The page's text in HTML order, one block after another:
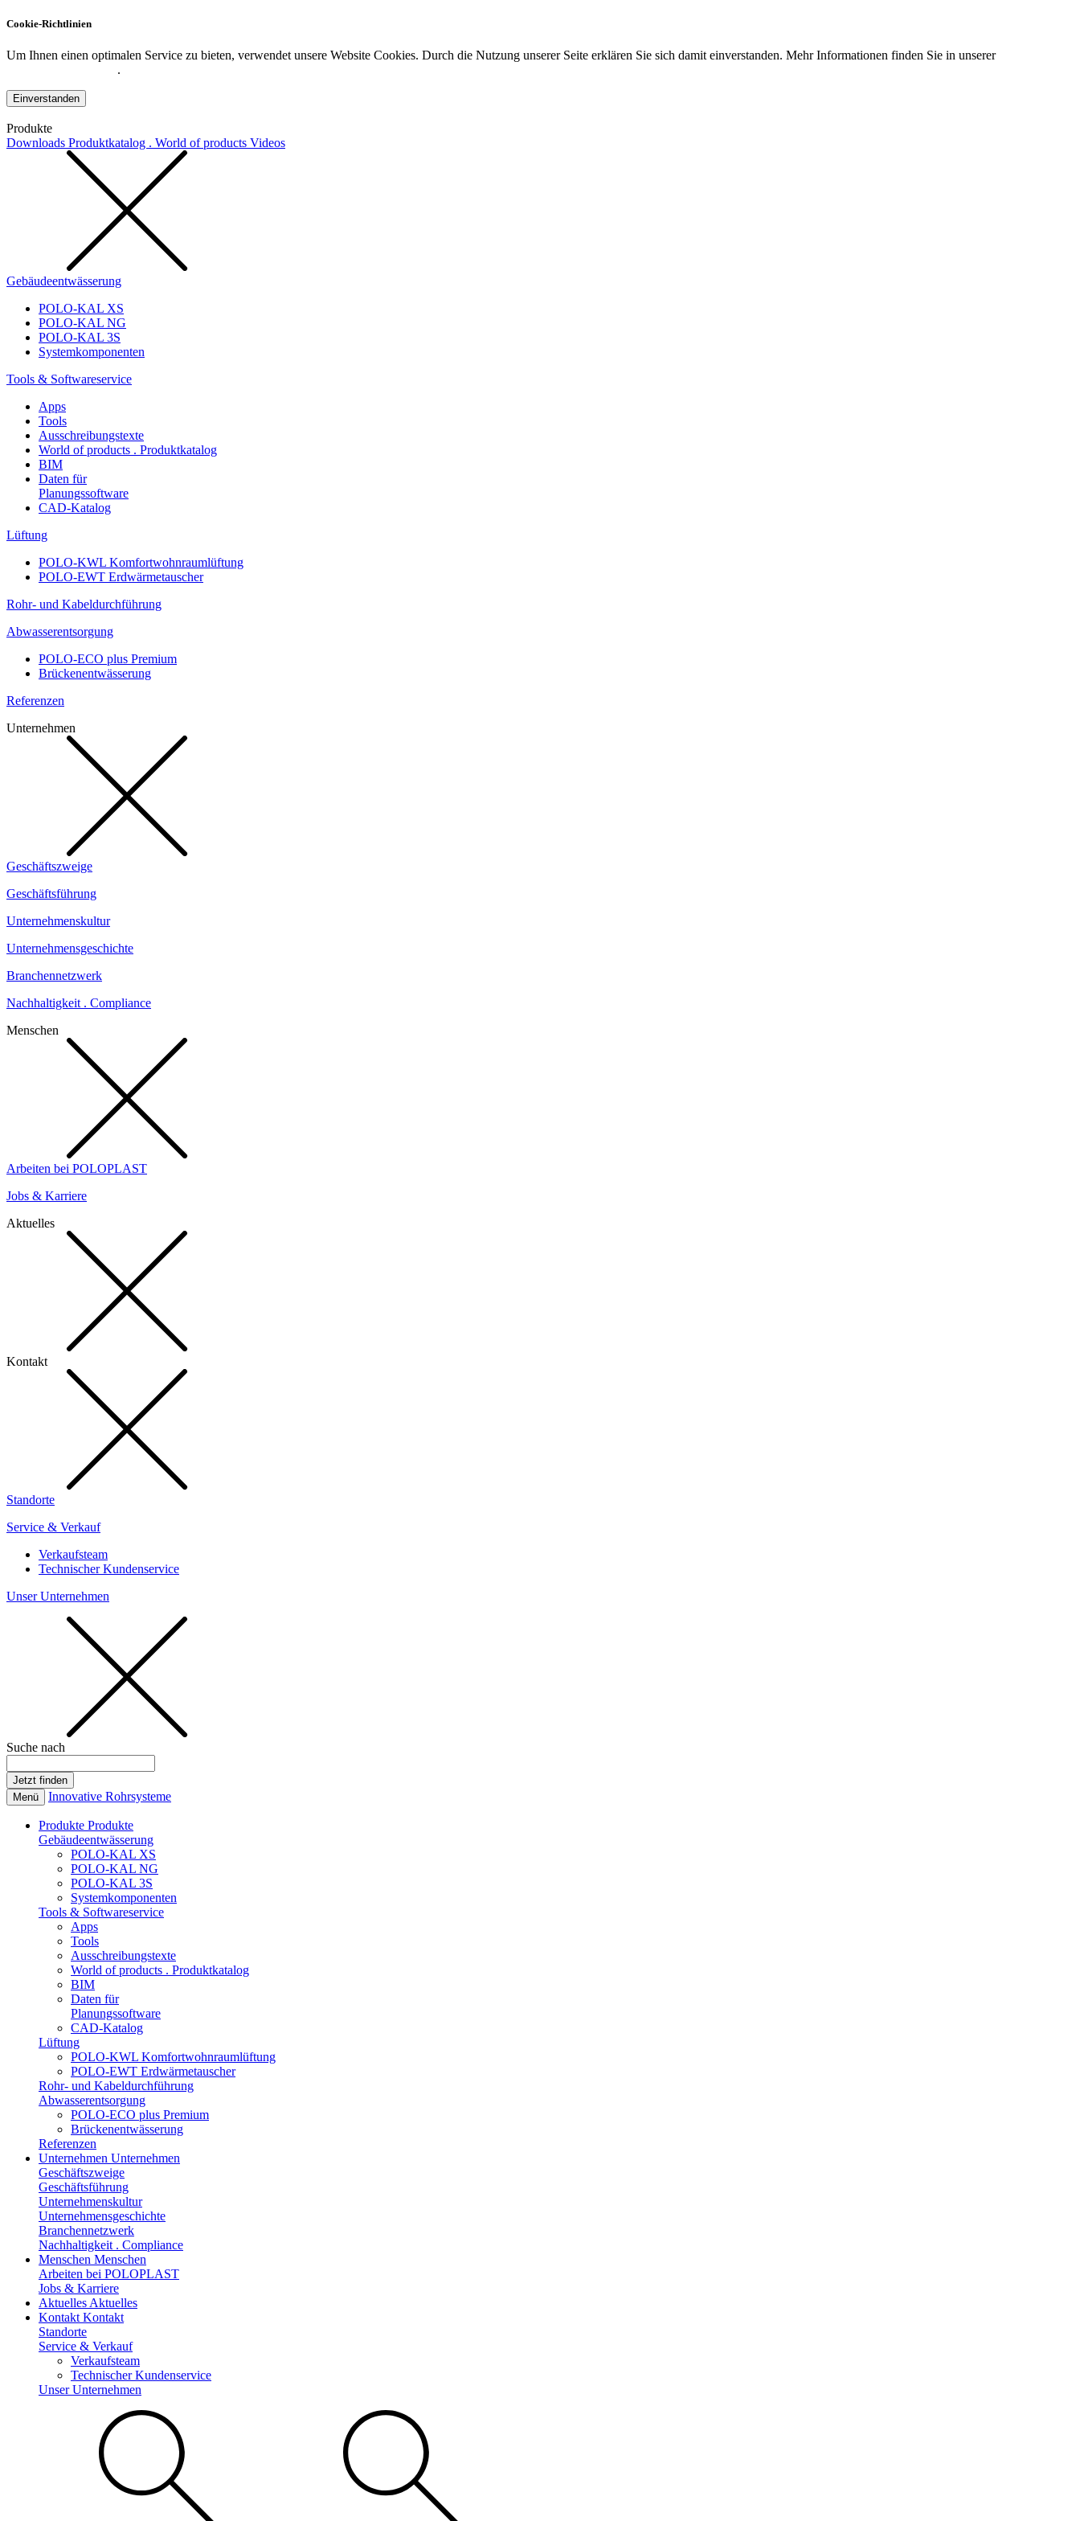
Cookie-Richtlinien
Um Ihnen einen optimalen Service zu bieten, verwendet unsere Website Cookies. Durch die Nutzung unserer Seite erklären Sie sich damit einverstanden. Mehr Informationen finden Sie in unserer
.
Einverstanden
Produkte
Downloads Produktkatalog . World of products Videos
Gebäudeentwässerung
POLO-KAL XS
POLO-KAL NG
POLO-KAL 3S
Systemkomponenten
Tools & Softwareservice
Apps
Tools
Ausschreibungstexte
World of products . Produktkatalog
BIM
Daten für
Planungssoftware
CAD-Katalog
Lüftung
POLO-KWL Komfortwohnraumlüftung
POLO-EWT Erdwärmetauscher
Rohr- und Kabeldurchführung
Abwasserentsorgung
POLO-ECO plus Premium
Brückenentwässerung
Referenzen
Unternehmen
Geschäftszweige
Geschäftsführung
Unternehmenskultur
Unternehmensgeschichte
Branchennetzwerk
Nachhaltigkeit . Compliance
Menschen
Arbeiten bei POLOPLAST
Jobs & Karriere
Aktuelles
Kontakt
Standorte
Service & Verkauf
Verkaufsteam
Technischer Kundenservice
Unser Unternehmen
Suche nach
Menü Innovative Rohrsysteme
Produkte Produkte
Gebäudeentwässerung
POLO-KAL XS
POLO-KAL NG
POLO-KAL 3S
Systemkomponenten
Tools & Softwareservice
Apps
Tools
Ausschreibungstexte
World of products . Produktkatalog
BIM
Daten für
Planungssoftware
CAD-Katalog
Lüftung
POLO-KWL Komfortwohnraumlüftung
POLO-EWT Erdwärmetauscher
Rohr- und Kabeldurchführung
Abwasserentsorgung
POLO-ECO plus Premium
Brückenentwässerung
Referenzen
Unternehmen Unternehmen
Geschäftszweige
Geschäftsführung
Unternehmenskultur
Unternehmensgeschichte
Branchennetzwerk
Nachhaltigkeit . Compliance
Menschen Menschen
Arbeiten bei POLOPLAST
Jobs & Karriere
Aktuelles Aktuelles
Kontakt Kontakt
Standorte
Service & Verkauf
Verkaufsteam
Technischer Kundenservice
Unser Unternehmen